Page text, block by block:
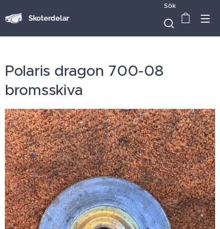
Skoterdelar
Sök
Polaris dragon 700-08
bromsskiva